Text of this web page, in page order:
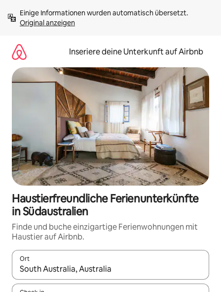
Inhalten
springenOriginal anzeigen
Inseriere deine Unterkunft auf Airbnb
Haustierfreundliche Ferienunterkünfte
in Südaustralien
Finde und buche einzigartige Ferienwohnungen mit
Haustier auf Airbnb.
Ort
Wenn Ergebnisse verfügbar sind, navigiere mit den